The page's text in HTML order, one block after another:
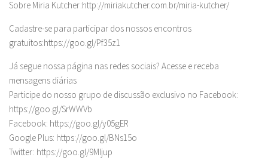
Sobre Miria Kutcher:http://miriakutcher.com.br/miria-kutcher/
Cadastre-se para participar dos nossos encontros
gratuitos:https://goo.gl/Pf35z1
Já segue nossa página nas redes sociais? Acesse e receba
mensagens diárias
Participe do nosso grupo de discussão exclusivo no Facebook:
https://goo.gl/SrWWVb
Facebook: https://goo.gl/y05gER
Google Plus: https://goo.gl/BNs15o
Twitter: https://goo.gl/9MIjup